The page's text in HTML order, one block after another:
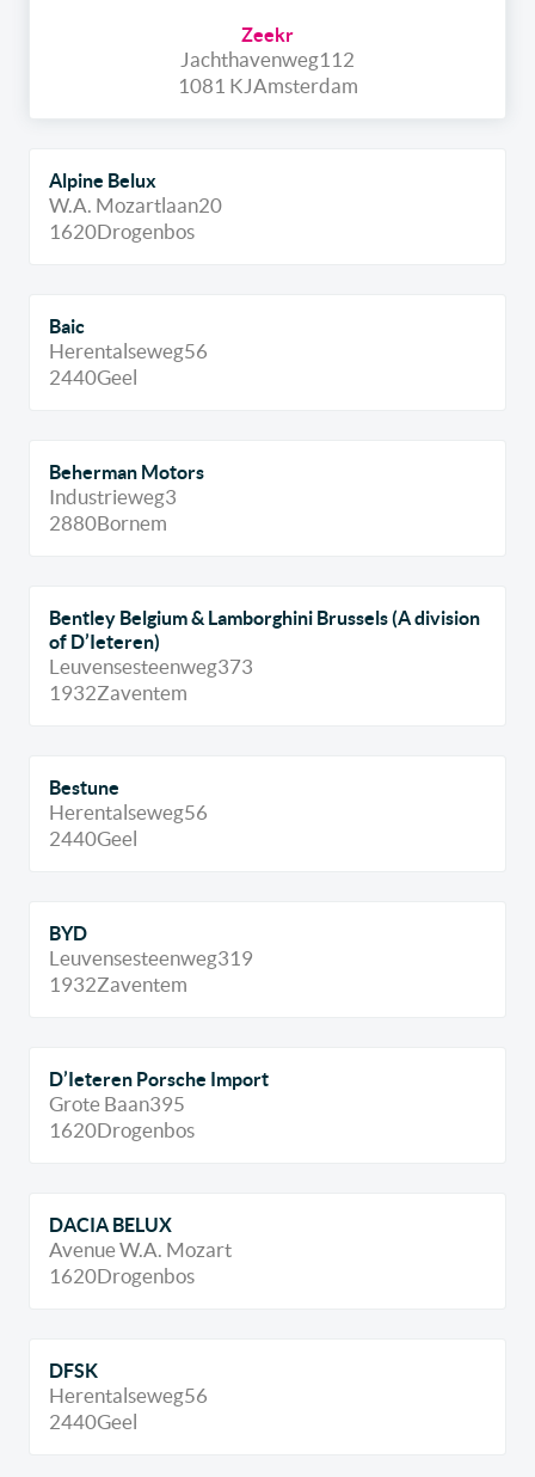
Zeekr
Jachthavenweg112
1081 KJAmsterdam
Alpine Belux
W.A. Mozartlaan20
1620Drogenbos
Baic
Herentalseweg56
2440Geel
Beherman Motors
Industrieweg3
2880Bornem
Bentley Belgium & Lamborghini Brussels (A division
of D’Ieteren)
Leuvensesteenweg373
1932Zaventem
Bestune
Herentalseweg56
2440Geel
BYD
Leuvensesteenweg319
1932Zaventem
D’Ieteren Porsche Import
Grote Baan395
1620Drogenbos
DACIA BELUX
Avenue W.A. Mozart
1620Drogenbos
DFSK
Herentalseweg56
2440Geel